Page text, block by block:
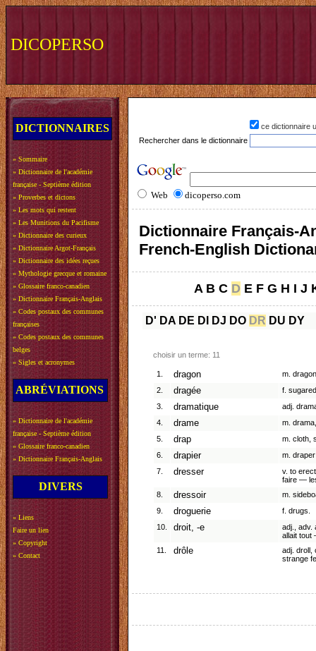
DICOPERSO
DICTIONNAIRES
» Sommaire
» Dictionnaire de l'académie
française - Septième édition
» Proverbes et dictons
» Les mots qui restent
» Les Munitions du Pacifisme
» Dictionnaire des curieux
» Dictionnaire Argot-Français
» Dictionnaire des idées reçues
» Mythologie grecque et romaine
» Glossaire franco-canadien
» Dictionnaire Français-Anglais
» Codes postaux des communes
françaises
» Codes postaux des communes
belges
» Sigles et acronymes
ABRÉVIATIONS
» Dictionnaire de l'académie
française - Septième édition
» Glossaire franco-canadien
» Dictionnaire Français-Anglais
DIVERS
» Liens
Faire un lien
» Copyright
» Contact
ce dictionnaire
Rechercher dans le dictionnaire
Web dicoperso.com
Dictionnaire Français-
French-English
A B C D E F G H I J
D' DA DE DI DJ DO DR DU DY
choisir un terme: 11
1. dragon
m.
2.
dragée
f.
3.
dramatique
adj.
4.
drame
m.
5.
drap
m. cloth,
6.
drapier
m.
7.
dresser
v. to
faire —
8.
dressoir
m.
9.
droguerie
f. drugs.
10.
droit, -e
adj., adv.
allait tout
11.
drôle
adj. droll,
strange